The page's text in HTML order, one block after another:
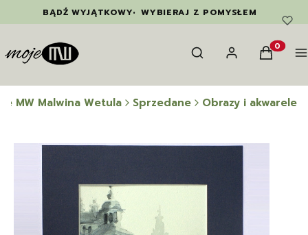
BĄDŹ WYJĄTKOWY• WYBIERAJ Z POMYSŁEM
Otwórz wyszukiwarkę
Szukaj Zaloguj sięKoszyk
MW Malwina Wetula Sprzedane Obrazy i akwarele